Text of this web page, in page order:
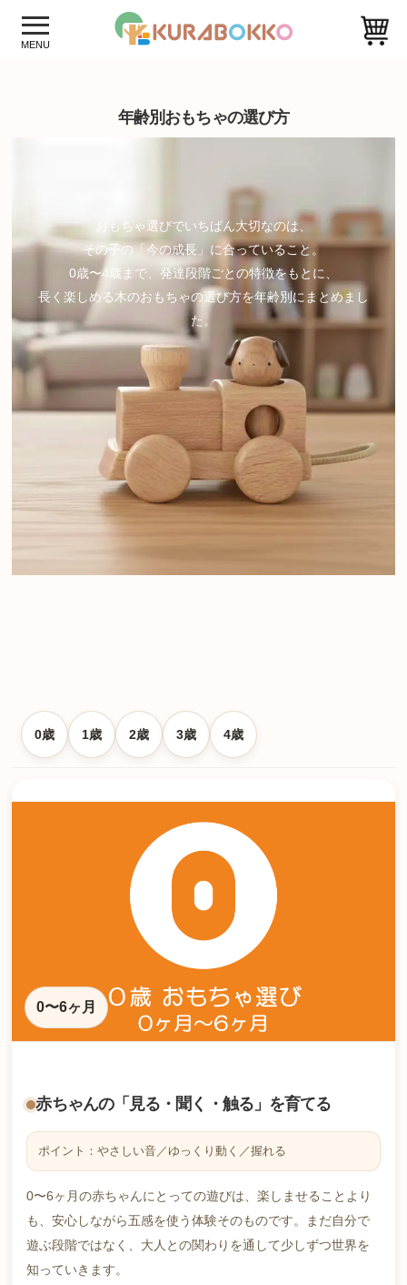
年齢別おもちゃの選び方
おもちゃ選びでいちばん大切なのは、
その子の「今の成長」に合っていること。
0歳〜4歳まで、発達段階ごとの特徴をもとに、
長く楽しめる木のおもちゃの選び方を年齢別にまとめまし
た。
0歳 1歳 2歳 3歳 4歳
0〜6ヶ月
赤ちゃんの「見る・聞く・触る」を育てる
ポイント：やさしい音／ゆっくり動く／握れる
0〜6ヶ月の赤ちゃんにとっての遊びは、楽しませることより
も、安心しながら五感を使う体験そのものです。まだ自分で
遊ぶ段階ではなく、大人との関わりを通して少しずつ世界を
知っていきます。